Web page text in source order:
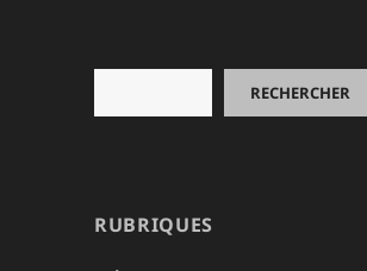
RECHERCHER
RUBRIQUES